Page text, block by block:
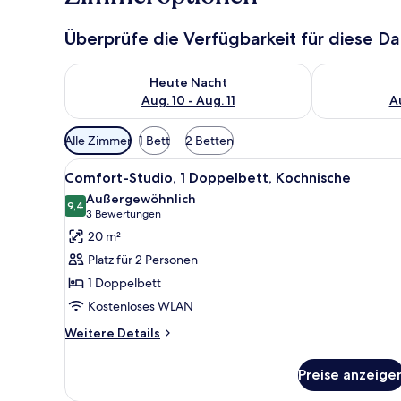
Überprüfe die Verfügbarkeit für diese
Heute Nacht
Aug. 10 - Aug. 11
Überprüfe die Verfügbarkeit für heute Nacht, Aug. 10
Überprüfe
Verfügbare
Filter
für
Zimmer
Alle Zimmer 1 Bett 2 Betten
Alle
Fotos
für
Comfort-
Studio,
1
Doppelbett,
Kochnische
anzeigen
Ein Hotelzimmer mit Bett,
5
Comfort-Studio, 1 Doppelbett, Kochnische
9,49,4 von 10
Außergewöhnlich
3 Bewertungen
(3
Bewertungen)
20 m²
Platz für 2 Personen
1 Doppelbett
Kostenloses WLAN
Weitere Details
Weitere
Studio,
Preise